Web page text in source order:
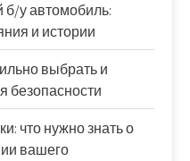
у автомобиль:
и истории
выбрать и
безопасности
что нужно знать о
вашего